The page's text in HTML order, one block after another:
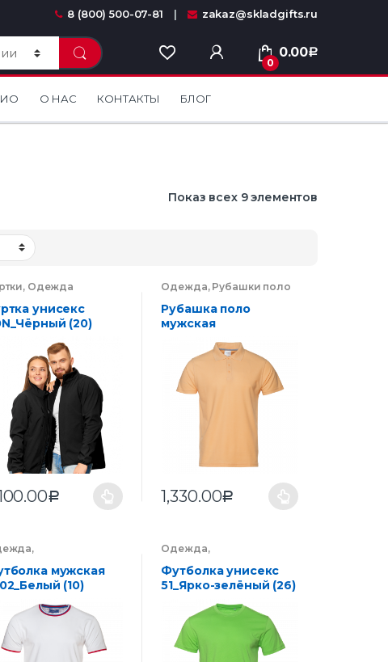
8 (800) 500-07-81 zakaz@skladgifts.ru
0
0.00Р
О НАС КОНТАКТЫ БЛОГ
Показ всех 9 элементов
, Одежда
унисекс
(20)
Р
Одежда, Рубашки поло
Рубашка поло
мужская
1,330.00Р
,
мужская
(10)
Одежда,
Футболка унисекс
51_Ярко-зелёный (26)